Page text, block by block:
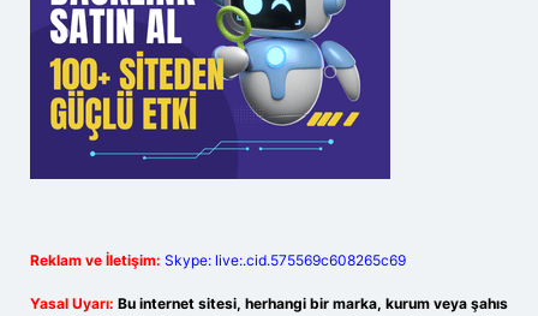
Reklam ve İletişim: Skype: live:.cid.575569c608265c69
Yasal Uyarı: Bu internet sitesi, herhangi bir marka, kurum veya şahıs